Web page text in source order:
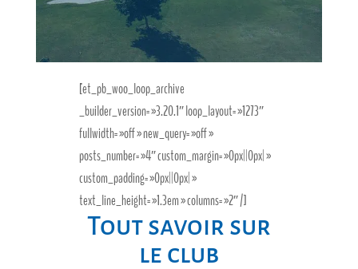
[et_pb_woo_loop_archive
_builder_version= »3.20.1″ loop_layout= »1273″
fullwidth= »off » new_query= »off »
posts_number= »4″ custom_margin= »0px||0px| »
custom_padding= »0px||0px| »
text_line_height= »1.3em » columns= »2″ /]
Tout savoir sur
le club